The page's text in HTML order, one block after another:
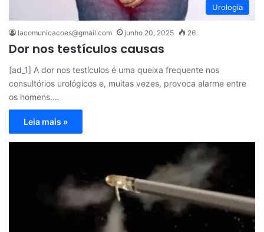
Urologia
lacomunicacoes@gmail.com junho 20, 2025 26
Dor nos testículos causas
[ad_1] A dor nos testículos é uma queixa frequente nos
consultórios urológicos e, muitas vezes, provoca alarme entre
os homens.…
Leia mais »